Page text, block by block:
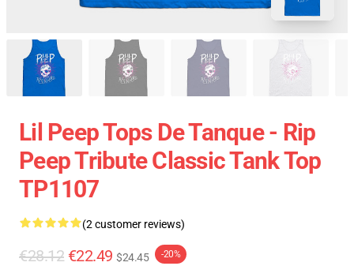
Lil Peep Tops De Tanque - Rip
Peep Tribute Classic Tank Top
TP1107
(2 customer reviews)
€28.12 €22.49 $24.45 -20%